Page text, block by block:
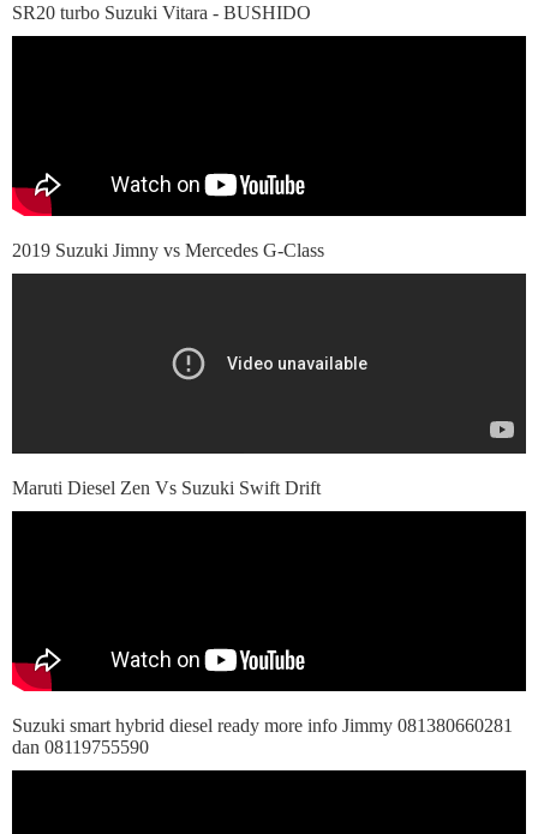
SR20 turbo Suzuki Vitara - BUSHIDO
2019 Suzuki Jimny vs Mercedes G-Class
Maruti Diesel Zen Vs Suzuki Swift Drift
Suzuki smart hybrid diesel ready more info Jimmy 081380660281
dan 08119755590